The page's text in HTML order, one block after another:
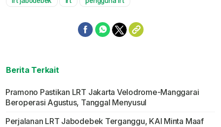
Berita Terkait
Pramono Pastikan LRT Jakarta Velodrome-Manggarai
Beroperasi Agustus, Tanggal Menyusul
Perjalanan LRT Jabodebek Terganggu, KAI Minta Maaf